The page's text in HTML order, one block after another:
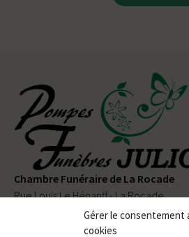
Gérer le consentement
cookies
Chambre Funéraire de La Rocade
Rue Louis Le Hénanff - La Rocade
56330 PLUVIGNER